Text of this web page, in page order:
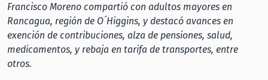
Francisco Moreno compartió con adultos mayores en
Rancagua, región de O´Higgins, y destacó avances en
exención de contribuciones, alza de pensiones, salud,
medicamentos, y rebaja en tarifa de transportes, entre
otros.